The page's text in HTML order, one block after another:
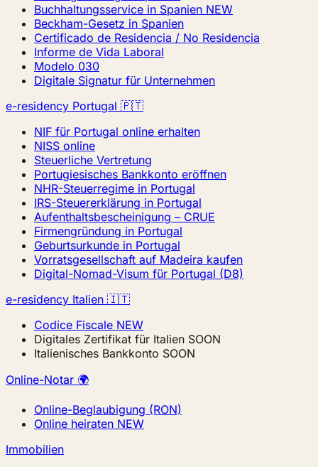
Buchhaltungsservice in Spanien NEW
Beckham-Gesetz in Spanien
Certificado de Residencia / No Residencia
Informe de Vida Laboral
Modelo 030
Digitale Signatur für Unternehmen
e-residency Portugal 🇵🇹
NIF für Portugal online erhalten
NISS online
Steuerliche Vertretung
Portugiesisches Bankkonto eröffnen
NHR-Steuerregime in Portugal
IRS-Steuererklärung in Portugal
Aufenthaltsbescheinigung – CRUE
Firmengründung in Portugal
Geburtsurkunde in Portugal
Vorratsgesellschaft auf Madeira kaufen
Digital-Nomad-Visum für Portugal (D8)
e-residency Italien 🇮🇹
Codice Fiscale NEW
Digitales Zertifikat für Italien SOON
Italienisches Bankkonto SOON
Online-Notar 🌍
Online-Beglaubigung (RON)
Online heiraten NEW
Immobilien